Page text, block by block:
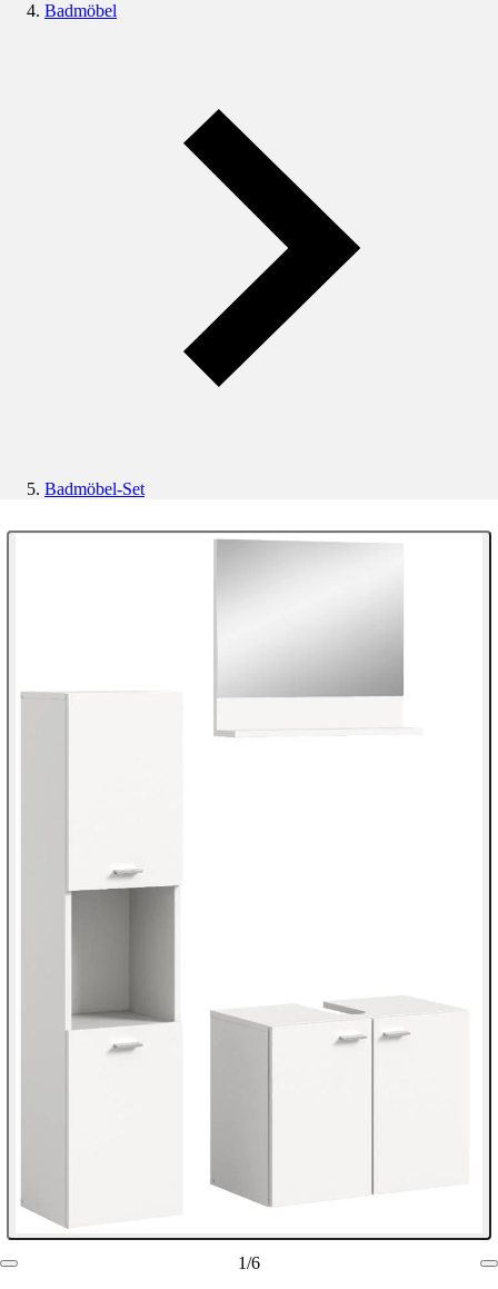
Badmöbel
Badmöbel-Set
1/6